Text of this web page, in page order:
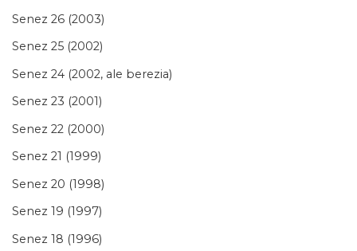
Senez 26 (2003)
Senez 25 (2002)
Senez 24 (2002, ale berezia)
Senez 23 (2001)
Senez 22 (2000)
Senez 21 (1999)
Senez 20 (1998)
Senez 19 (1997)
Senez 18 (1996)